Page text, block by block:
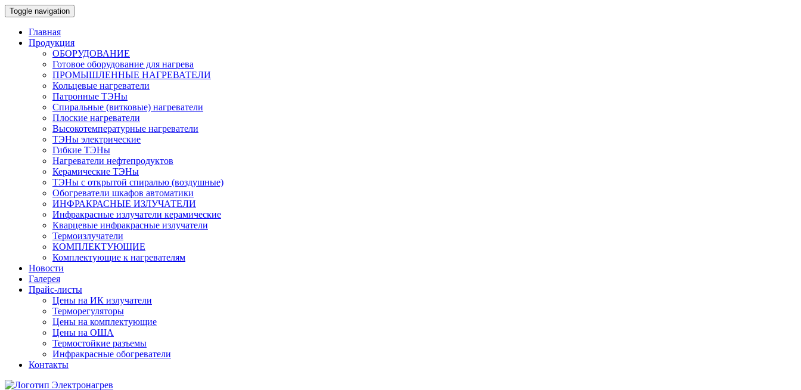
Toggle navigation
Главная
Продукция
ОБОРУДОВАНИЕ
Готовое оборудование для нагрева
ПРОМЫШЛЕННЫЕ НАГРЕВАТЕЛИ
Кольцевые нагреватели
Патронные ТЭНы
Спиральные (витковые) нагреватели
Плоские нагреватели
Высокотемпературные нагреватели
ТЭНы электрические
Гибкие ТЭНы
Нагреватели нефтепродуктов
Керамические ТЭНы
ТЭНы с открытой спиралью (воздушные)
Обогреватели шкафов автоматики
ИНФРАКРАСНЫЕ ИЗЛУЧАТЕЛИ
Инфракрасные излучатели керамические
Кварцевые инфракрасные излучатели
Термоизлучатели
КОМПЛЕКТУЮЩИЕ
Комплектующие к нагревателям
Новости
Галерея
Прайс-листы
Цены на ИК излучатели
Терморегуляторы
Цены на комплектующие
Цены на ОША
Термостойкие разъемы
Инфракрасные обогреватели
Контакты